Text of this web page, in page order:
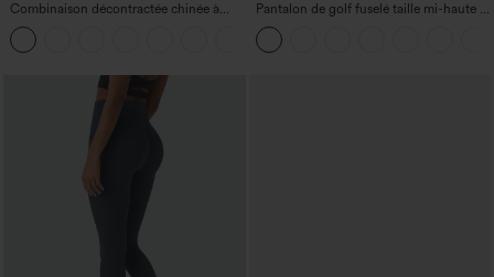
Combinaison décontractée chinée à
bretelles réglables, fronces et jambes
larges, avec poches — facile comme
tout
Pantalon de golf fuselé taille mi-haute à
cordon, ourlet incurvé, séchage rapide,
avec poches — UPF40+